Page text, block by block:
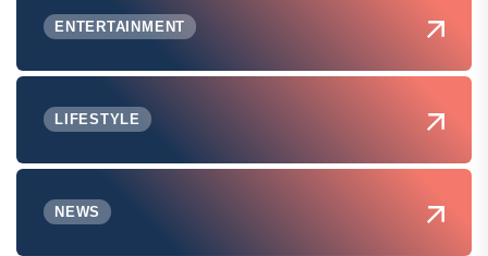
ENTERTAINMENT
LIFESTYLE
NEWS